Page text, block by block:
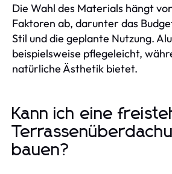
Die Wahl des Materials hängt
Faktoren ab, darunter das
Stil und die geplante Nutzung.
beispielsweise pflegeleicht,
natürliche Ästhetik bietet.
Kann ich eine
bauen?